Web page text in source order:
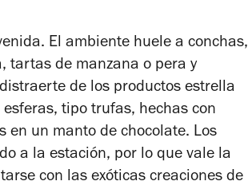
El ambiente huele a conchas,
tartas de manzana o pera y
de los productos estrella
tipo trufas, hechas con
en un manto de chocolate. Los
a la estación, por lo que vale la
con las exóticas creaciones de